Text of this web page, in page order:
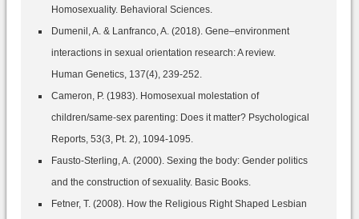
Homosexuality. Behavioral Sciences.
Dumenil, A. & Lanfranco, A. (2018). Gene–environment
interactions in sexual orientation research: A review.
Human Genetics, 137(4), 239-252.
Cameron, P. (1983). Homosexual molestation of
children/same-sex parenting: Does it matter? Psychological
Reports, 53(3, Pt. 2), 1094-1095.
Fausto-Sterling, A. (2000). Sexing the body: Gender politics
and the construction of sexuality. Basic Books.
Fetner, T. (2008). How the Religious Right Shaped Lesbian